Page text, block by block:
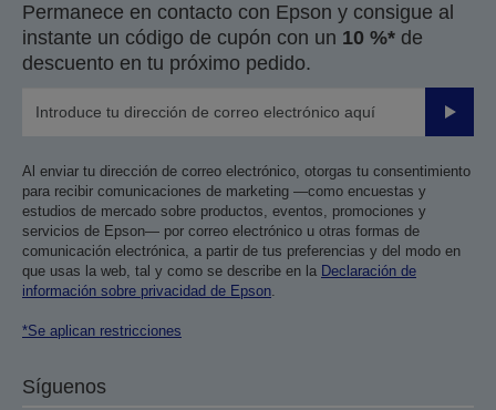
Permanece en contacto con Epson y consigue al
instante un código de cupón con un 10 %* de
descuento en tu próximo pedido.
Enviar
Al enviar tu dirección de correo electrónico, otorgas tu consentimiento
para recibir comunicaciones de marketing —como encuestas y
estudios de mercado sobre productos, eventos, promociones y
servicios de Epson— por correo electrónico u otras formas de
comunicación electrónica, a partir de tus preferencias y del modo en
que usas la web, tal y como se describe en la Declaración de
información sobre privacidad de Epson.
*Se aplican restricciones
Síguenos